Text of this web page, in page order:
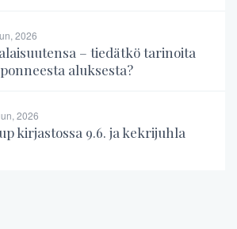
2026
– tiedätkö tarinoita
aluksesta?
2026
kirjastossa 9.6. ja kekrijuhla